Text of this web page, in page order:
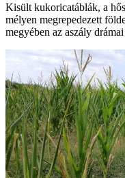
Kisült kukoricatáblák, a
mélyen megrepedezett
megyében az aszály